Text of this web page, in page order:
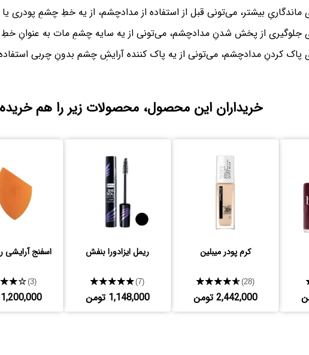
ماندگاریِ بیشتر، می‌تونی قبل از استفاده از مدادچشم، از یه خطِ چشمِ پودری
جلوگیری از پخش شدنِ مدادچشم، می‌تونی از یه سایه چشمِ مات به عنوانِ
پاک کردنِ مدادچشم، می‌تونی از یه پاک کننده آرایشِ چشم بدونِ چربی
خریداران این محصول، محصولات زیر را هم
کرم پودر میبلین
★★★★★(28)
2,442,000 تومن
ریمل ایزادورا بنفش
★★★★★(7)
1,148,000 تومن
اسفنج آرایشی
(3)
1,200,000 تومن